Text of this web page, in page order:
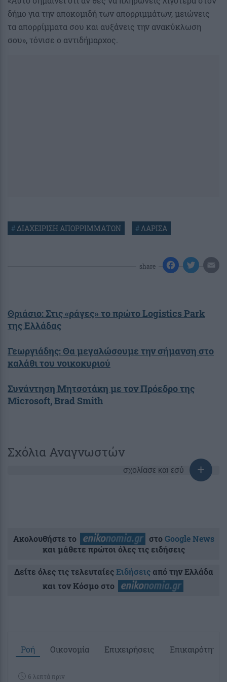
δήμο για την αποκομιδή των απορριμμάτων, μειώνεις
τα απορρίμματα σου και αυξάνεις την ανακύκλωση
σου», τόνισε ο αντιδήμαρχος.
# ΔΙΑΧΕΙΡΙΣΗ ΑΠΟΡΡΙΜΜΑΤΩΝ # ΛΑΡΙΣΑ
share
Θριάσιο: Στις «ράγες» το πρώτο Logistics Park
της Ελλάδας
Γεωργιάδης: Θα μεγαλώσουμε την σήμανση στο
καλάθι του νοικοκυριού
Συνάντηση Μητσοτάκη με τον Πρόεδρο της
Microsoft, Brad Smith
Σχόλια Αναγνωστών
σχολίασε και εσύ
Ακολουθήστε το στοGoogle News
και μάθετε πρώτοι όλες τις ειδήσεις
Δείτε όλες τις τελευταίεςΕιδήσειςαπό την Ελλάδα
και τον Κόσμο στο
Ροή Οικονομία Επιχειρήσεις Επικαιρότητα
6 λεπτά πριν